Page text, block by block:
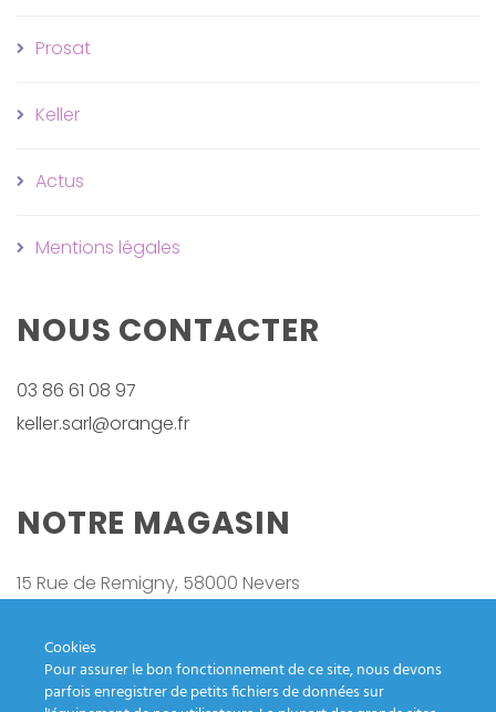
Prosat
Keller
Actus
Mentions légales
NOUS CONTACTER
03 86 61 08 97
keller.sarl@orange.fr
NOTRE MAGASIN
15 Rue de Remigny, 58000 Nevers
Cookies
Pour assurer le bon fonctionnement de ce site, nous devons
parfois enregistrer de petits fichiers de données sur